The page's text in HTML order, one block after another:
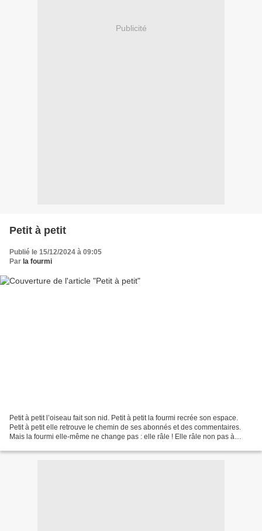
Publicité
Petit à petit
Publié le 15/12/2024 à 09:05
Par la fourmi
Petit à petit l’oiseau fait son nid. Petit à petit la fourmi recrée son espace.
Petit à petit elle retrouve le chemin de ses abonnés et des commentaires.
Mais la fourmi elle-même ne change pas : elle râle ! Elle râle non pas à